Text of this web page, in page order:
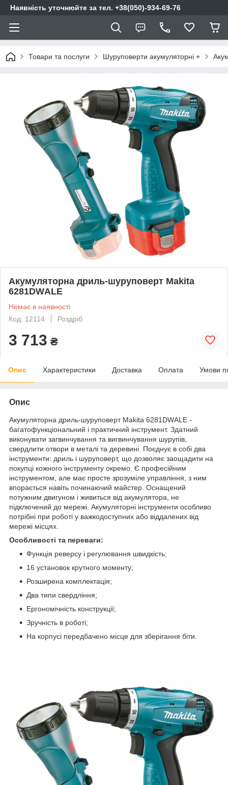
Наявність уточнюйте за тел. +38(050)-934-69-76
Товари та послуги Шуруповерти акумуляторні +
Акумуляторна дриль-шуруповерт Makita
6281DWАLE
Немає в наявності
Код: 12114
Роздріб
3 713 ₴
Опис Характеристики Доставка Оплата Умови
Опис
Акумуляторна дриль-шуруповерт Makita 6281DWАLE -
багатофункціональний і практичний інструмент. Здатний
виконувати загвинчування та вигвинчування шурупів,
свердлити отвори в металі та деревині. Поєднує в собі два
інструменти: дриль і шуруповерт, що дозволяє заощадити на
покупці кожного інструменту окремо. Є професійним
інструментом, але має просте зрозуміле управління, з ним
впорається навіть починаючий майстер. Оснащений
потужним двигуном і живиться від акумулятора, не
підключений до мережі. Акумуляторні інструменти особливо
потрібні при роботі у важкодоступних або віддалених від
мережі місцях.
Особливості та переваги:
Функція реверсу і регулювання швидкість;
16 установок крутного моменту;
Розширена комплектація;
Два типи свердління;
Ергономічність конструкції;
Зручність в роботі;
На корпусі передбачено місце для зберігання біти.